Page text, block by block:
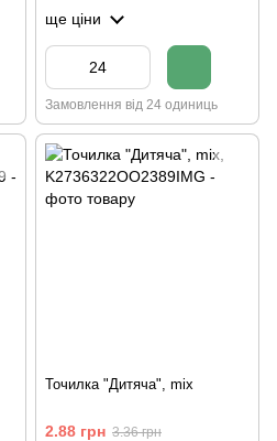
ще ціни
Замовлення від 24 одиниць
Точилка "Дитяча", mix
2.88 грн 3.36 грн